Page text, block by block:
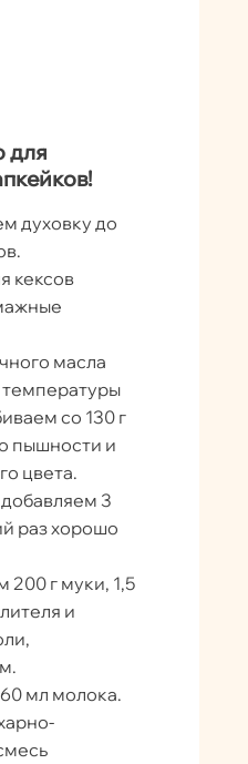
для
духовку до
кексов
масла
со 130 г
пышности и
цвета.
3
раз хорошо
г муки, 1,5
и
мл молока.